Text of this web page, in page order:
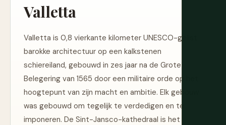
Valletta
Valletta is 0,8 vierkante kilometer UNESCO-gelist
barokke architectuur op een kalkstenen
schiereiland, gebouwd in zes jaar na de Grote
Belegering van 1565 door een militaire orde op het
hoogtepunt van zijn macht en ambitie. Elk gebouw
was gebouwd om tegelijk te verdedigen en te
imponeren. De Sint-Jansco-kathedraal is het